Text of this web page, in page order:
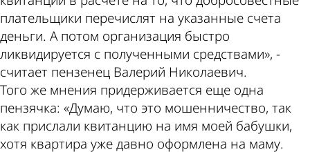
плательщики перечислят на указанные счета
деньги. А потом организация быстро
ликвидируется с полученными средствами», -
считает пензенец Валерий Николаевич.
Того же мнения придерживается еще одна
пензячка: «Думаю, что это мошенничество, так
как прислали квитанцию на имя моей бабушки,
хотя квартира уже давно оформлена на маму.